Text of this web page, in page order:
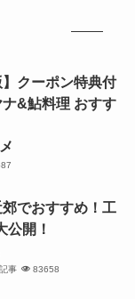
】クーポン特典付
&鮎料理 おすす
郊でおすすめ！工
公開！
事 83658